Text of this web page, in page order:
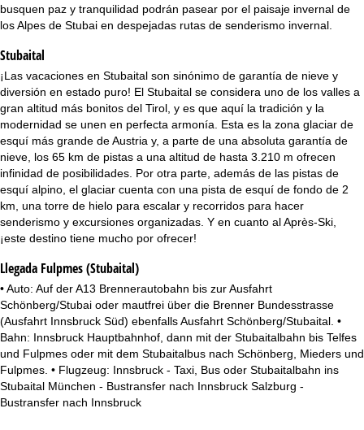
c
i
p
a
l
busquen paz y tranquilidad podrán pasear por el paisaje invernal de
los Alpes de Stubai en despejadas rutas de senderismo invernal.
Stubaital
¡Las vacaciones en Stubaital son sinónimo de garantía de nieve y
diversión en estado puro! El Stubaital se considera uno de los valles a
gran altitud más bonitos del Tirol, y es que aquí la tradición y la
modernidad se unen en perfecta armonía. Esta es la zona glaciar de
esquí más grande de Austria y, a parte de una absoluta garantía de
nieve, los 65 km de pistas a una altitud de hasta 3.210 m ofrecen
infinidad de posibilidades. Por otra parte, además de las pistas de
esquí alpino, el glaciar cuenta con una pista de esquí de fondo de 2
km, una torre de hielo para escalar y recorridos para hacer
senderismo y excursiones organizadas. Y en cuanto al Après-Ski,
¡este destino tiene mucho por ofrecer!
Llegada Fulpmes (Stubaital)
• Auto: Auf der A13 Brennerautobahn bis zur Ausfahrt
Schönberg/Stubai oder mautfrei über die Brenner Bundesstrasse
(Ausfahrt Innsbruck Süd) ebenfalls Ausfahrt Schönberg/Stubaital. •
Bahn: Innsbruck Hauptbahnhof, dann mit der Stubaitalbahn bis Telfes
und Fulpmes oder mit dem Stubaitalbus nach Schönberg, Mieders und
Fulpmes. • Flugzeug: Innsbruck - Taxi, Bus oder Stubaitalbahn ins
Stubaital München - Bustransfer nach Innsbruck Salzburg -
Bustransfer nach Innsbruck